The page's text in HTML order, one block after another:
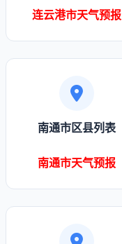
连云港市天气预报
南通市区县列表
南通市天气预报